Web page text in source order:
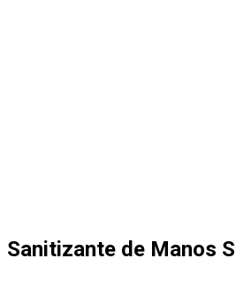
Sanitizante de Manos